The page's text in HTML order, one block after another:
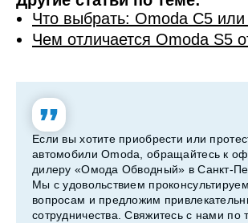
Что выбрать: Omoda C5
Чем отличается Omoda S5
Если вы хотите приобрести или
автомобили Omoda, обращайтесь к
дилеру «Омода Обводный» в Санкт-
Мы с удовольствием
вопросам и предложим
сотрудничества. Свяжитесь с нами по